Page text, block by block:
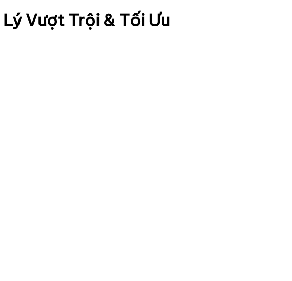
Vượt Trội & Tối Ưu